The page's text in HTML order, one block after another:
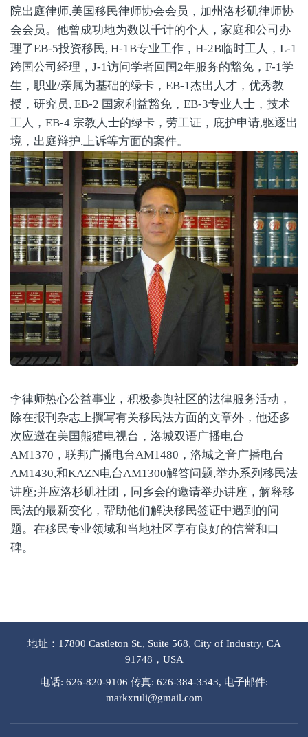
院出庭律师,美国移民律师协会会员，加州洛杉矶律师协
会会员。他曾成功地为数以千计的个人，家庭和公司办
理了EB-5投资移民, H-1B专业工作，H-2B临时工人，L-1
跨国公司经理，J-1访问学者回国2年服务的豁免，F-1学
生，职业/亲属为基础的绿卡，EB-1杰出人才，优秀教
授，研究员, EB-2 国家利益豁免，EB-3专业人士，技术
工人，EB-4 宗教人士的绿卡，劳工证，庇护申请,驱逐出
境，出庭辩护,上诉等方面的案件。
李律师热心公益事业，积极参舆社区的法律服务活动，
除在报刊杂志上撰写有关移民法方面的文章外，他还多
次应邀在美国熊猫电视台，洛城双语广播电台
AM1370，联邦广播电台AM1480，洛城之音广播电台
AM1430,和KAZN电台AM1300解答问题,举办系列移民法
讲座;并应洛杉矶社团，同乡会的邀请举办讲座，解释移
民法的最新变化，帮助他们解决移民签证中遇到的问
题。在移民专业领域和当地社区享有良好的信誉和口
碑。
地址：17800 Castleton St., Suite 568, City of Industry, CA
91748，USA
电话: 626-820-9106 传真: 626-384-3343, 电子邮件:
markxruli@gmail.com